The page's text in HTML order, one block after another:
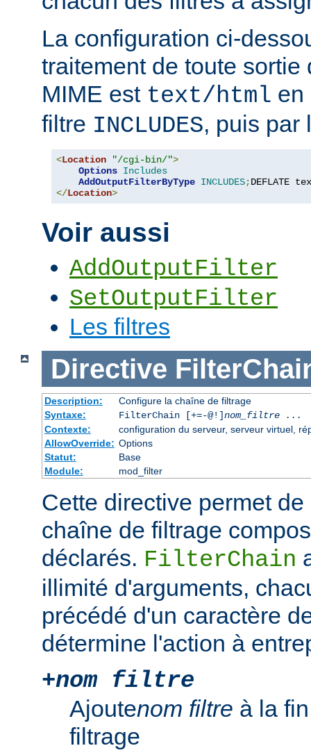
La configuration ci-
traitement de toute sortie
MIME est text/html en
filtre INCLUDES, puis par
<Location "/cgi-bin/">
Options Includes
AddOutputFilterByType INCLUDES;DEFLATE
</Location>
Voir aussi
AddOutputFilter
SetOutputFilter
Les filtres
Directive
Description:
Configure la chaîne de filtrage
Syntaxe:
FilterChain [+=-@!]nom_filtre
...
Contexte:
configuration du serveur, serveur virtuel,
AllowOverride: Options
Statut:
Base
Module:
mod_filter
Cette directive permet
chaîne de filtrage
déclarés. FilterChain
illimité d'arguments,
précédé d'un caractère
détermine l'action à
+nom filtre
Ajoutenom filtre à la
filtrage